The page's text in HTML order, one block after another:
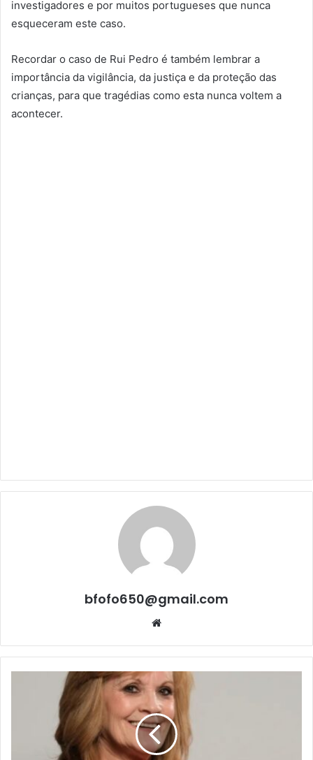
investigadores e por muitos portugueses que nunca
esqueceram este caso.
Recordar o caso de Rui Pedro é também lembrar a
importância da vigilância, da justiça e da proteção das
crianças, para que tragédias como esta nunca voltem a
acontecer.
bfofo650@gmail.com
Website